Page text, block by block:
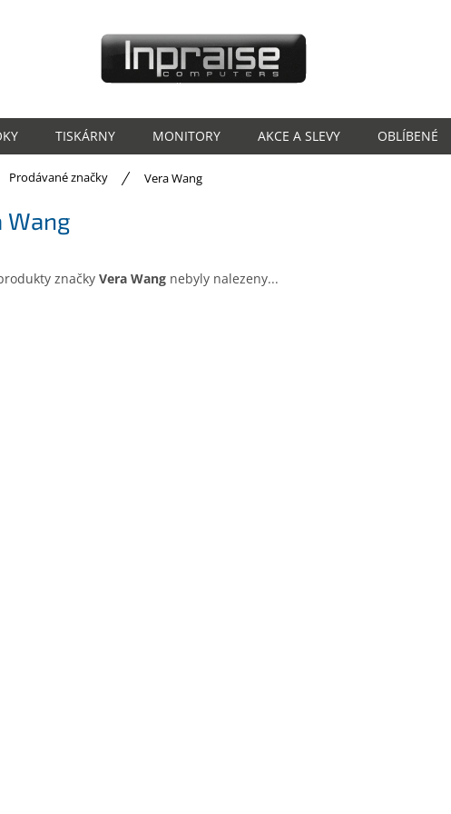
TISKÁRNY MONITORY AKCE A SLEVY OBLÍBENÉ
Prodávané značky Vera Wang
Wang
značky Vera Wang nebyly nalezeny...